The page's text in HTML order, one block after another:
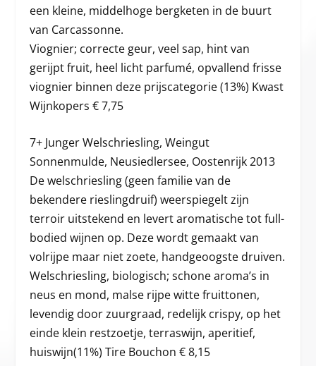
een kleine, middelhoge bergketen in de buurt
van Carcassonne.
Viognier; correcte geur, veel sap, hint van
gerijpt fruit, heel licht parfumé, opvallend frisse
viognier binnen deze prijscategorie (13%) Kwast
Wijnkopers € 7,75
7+ Junger Welschriesling, Weingut
Sonnenmulde, Neusiedlersee, Oostenrijk 2013
De welschriesling (geen familie van de
bekendere rieslingdruif) weerspiegelt zijn
terroir uitstekend en levert aromatische tot full-
bodied wijnen op. Deze wordt gemaakt van
volrijpe maar niet zoete, handgeoogste druiven.
Welschriesling, biologisch; schone aroma’s in
neus en mond, malse rijpe witte fruittonen,
levendig door zuurgraad, redelijk crispy, op het
einde klein restzoetje, terraswijn, aperitief,
huiswijn(11%) Tire Bouchon € 8,15